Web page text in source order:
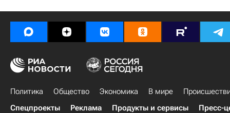
Политика Общество Экономика В мире
Спецпроекты
Реклама Продукты и сервисы Пресс-